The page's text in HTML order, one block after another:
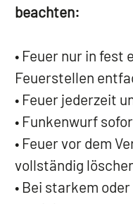
beachten:
• Feuer nur in
Feuerstellen
• Feuer jederzeit
• Funkenwurf
• Feuer vor dem
vollständig
• Bei starkem